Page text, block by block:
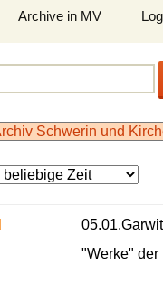
Archive in MV
"Werke" der